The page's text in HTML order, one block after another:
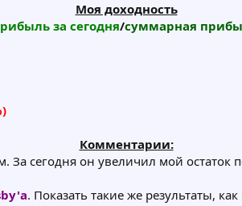
Моя доходность
за сегодня/суммарная
Комментарии:
За сегодня он увеличил мой остаток
. Показать такие же результаты,